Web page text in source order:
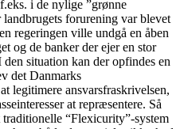
i de nylige ”grønne
forurening var blevet
regeringen ville undgå en åben
og de banker der ejer en stor
situation kan der opfindes en
det Danmarks
legitimere ansvarsfraskrivelsen,
at repræsentere. Så
“Flexicurity”-system